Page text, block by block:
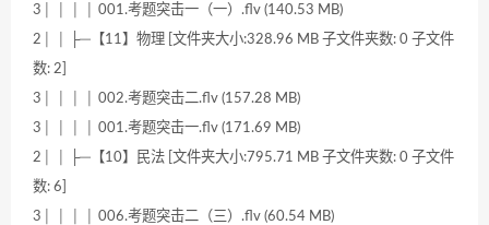
3│ │ │ │ 001.考题突击一（一）.flv (140.53 MB)
2│ │ ├─【11】物理 [文件夹大小:328.96 MB 子文件夹数: 0 子文件
数: 2]
3│ │ │ │ 002.考题突击二.flv (157.28 MB)
3│ │ │ │ 001.考题突击一.flv (171.69 MB)
2│ │ ├─【10】民法 [文件夹大小:795.71 MB 子文件夹数: 0 子文件
数: 6]
3│ │ │ │ 006.考题突击二（三）.flv (60.54 MB)